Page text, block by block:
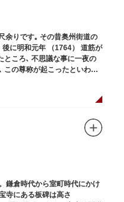
余りです｡ その昔奥州街道の
に明和元年 （1764） 道筋が
ところ､ 不思議な事に一夜の
この尊称が起こったといわれ
鎌倉時代から室町時代にかけ
寺にある板碑は高さ